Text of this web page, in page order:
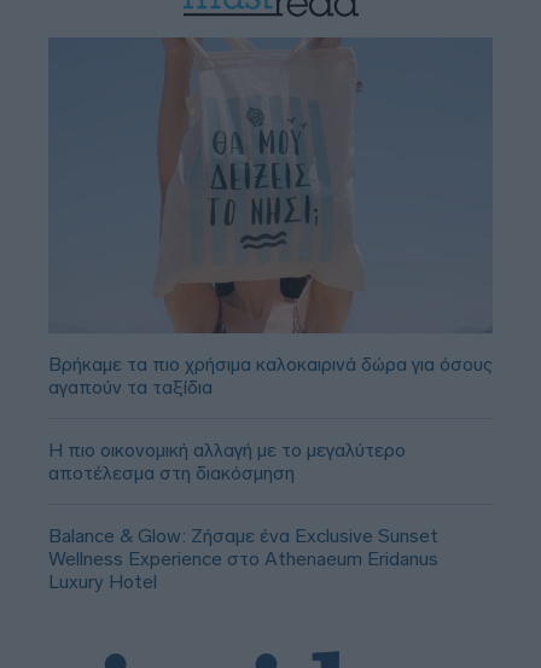
Βρήκαμε τα πιο χρήσιμα καλοκαιρινά δώρα για όσους
αγαπούν τα ταξίδια
Η πιο οικονομική αλλαγή με το μεγαλύτερο
αποτέλεσμα στη διακόσμηση
Balance & Glow: Ζήσαμε ένα Exclusive Sunset
Wellness Experience στο Athenaeum Eridanus
Luxury Hotel